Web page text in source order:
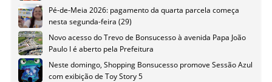
Pé-de-Meia 2026: pagamento da quarta parcela começa
nesta segunda-feira (29)
Novo acesso do Trevo de Bonsucesso à avenida Papa João
Paulo I é aberto pela Prefeitura
Neste domingo, Shopping Bonsucesso promove Sessão Azul
com exibição de Toy Story 5